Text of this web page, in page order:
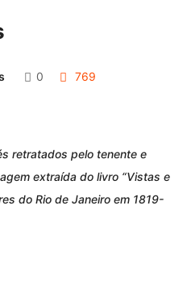
0 769
retratados pelo tenente e
extraída do livro “Vistas e
do Rio de Janeiro em 1819-